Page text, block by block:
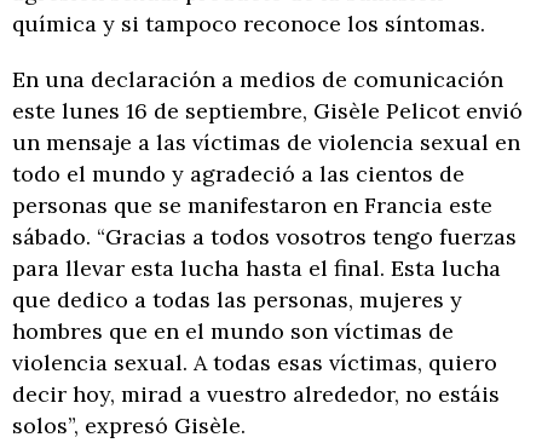
química y si tampoco reconoce los síntomas.
En una declaración a medios de comunicación
este lunes 16 de septiembre, Gisèle Pelicot envió
un mensaje a las víctimas de violencia sexual en
todo el mundo y agradeció a las cientos de
personas que se manifestaron en Francia este
sábado. “Gracias a todos vosotros tengo fuerzas
para llevar esta lucha hasta el final. Esta lucha
que dedico a todas las personas, mujeres y
hombres que en el mundo son víctimas de
violencia sexual. A todas esas víctimas, quiero
decir hoy, mirad a vuestro alrededor, no estáis
solos”, expresó Gisèle.